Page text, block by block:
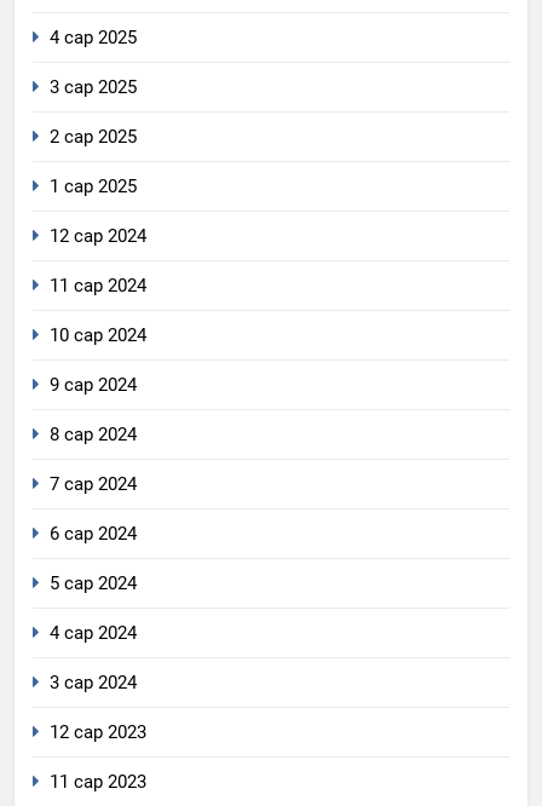
4 сар 2025
3 сар 2025
2 сар 2025
1 сар 2025
12 сар 2024
11 сар 2024
10 сар 2024
9 сар 2024
8 сар 2024
7 сар 2024
6 сар 2024
5 сар 2024
4 сар 2024
3 сар 2024
12 сар 2023
11 сар 2023